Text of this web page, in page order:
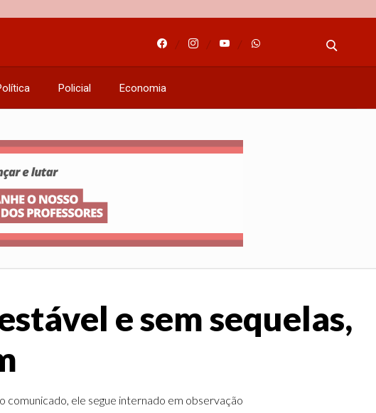
Policial Economia
e sem sequelas,
comunicado, ele segue internado em observação